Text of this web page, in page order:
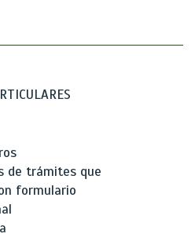
de trámites que
formulario